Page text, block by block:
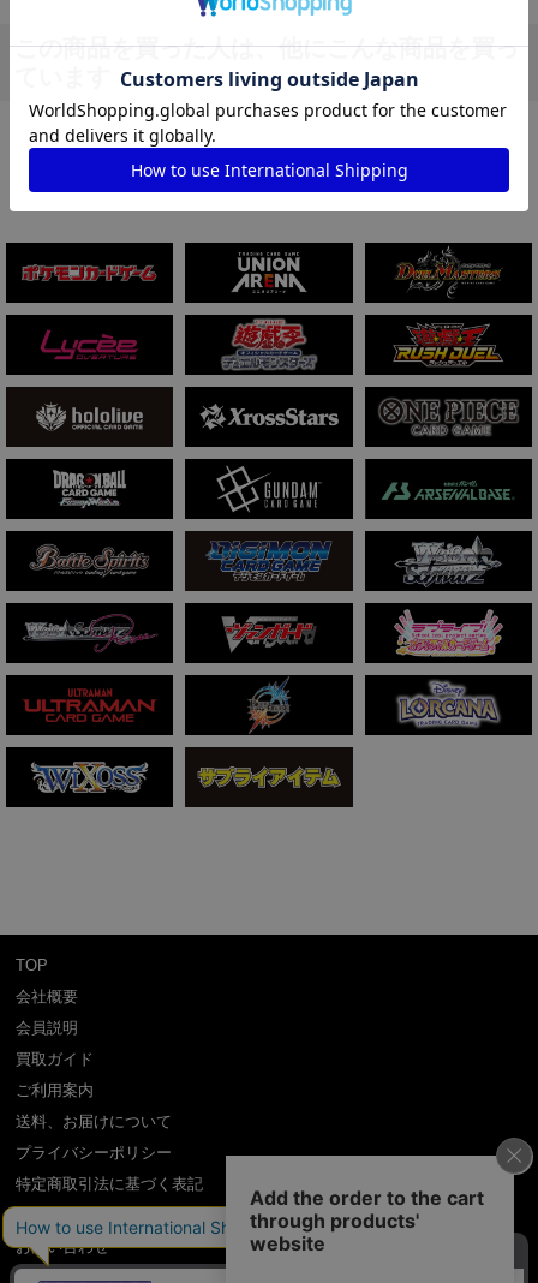
この商品を買った人は、他にこんな商品を買っ
TOP
会社概要
会員説明
買取ガイド
ご利用案内
送料、お届けについて
プライバシーポリシー
特定商取引法に基づく表記
お問い合わせ
利用規約